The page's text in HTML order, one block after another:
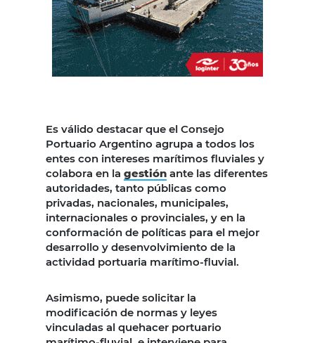
Es válido destacar que el Consejo
Portuario Argentino agrupa a todos los
entes con intereses marítimos fluviales y
colabora en la gestión ante las diferentes
autoridades, tanto públicas como
privadas, nacionales, municipales,
internacionales o provinciales, y en la
conformación de políticas para el mejor
desarrollo y desenvolvimiento de la
actividad portuaria marítimo-fluvial.
Asimismo, puede solicitar la
modificación de normas y leyes
vinculadas al quehacer portuario